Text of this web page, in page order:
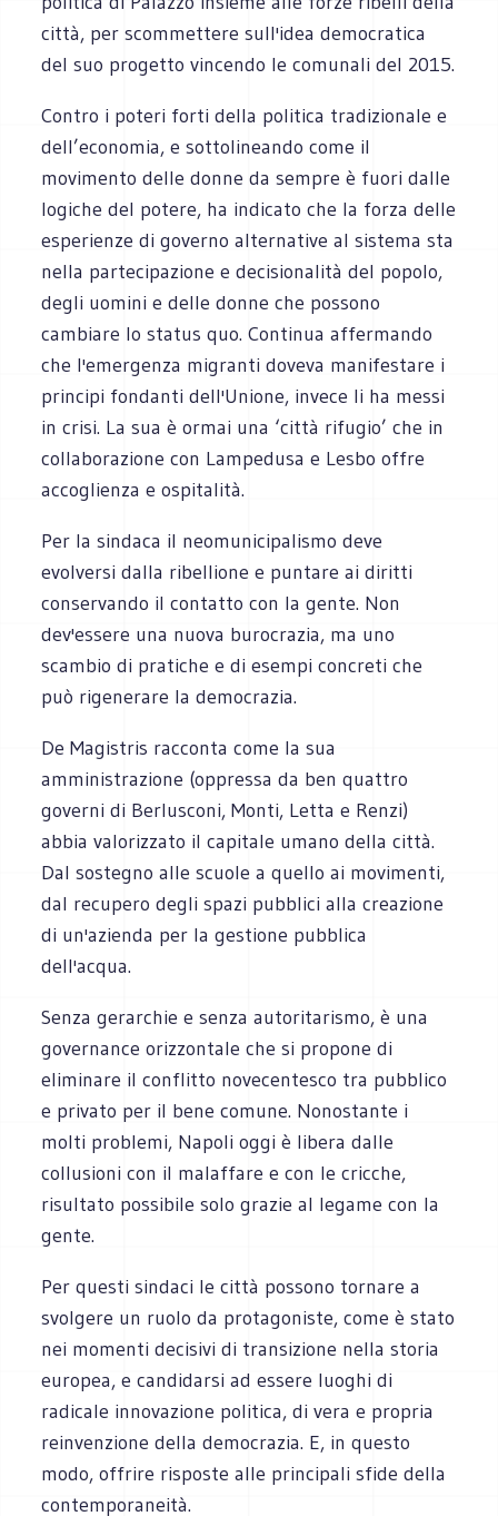
città, per scommettere sull'idea democratica
del suo progetto vincendo le comunali del 2015.
Contro i poteri forti della politica tradizionale e
dell’economia, e sottolineando come il
movimento delle donne da sempre è fuori dalle
logiche del potere, ha indicato che la forza delle
esperienze di governo alternative al sistema sta
nella partecipazione e decisionalità del popolo,
degli uomini e delle donne che possono
cambiare lo status quo. Continua affermando
che l'emergenza migranti doveva manifestare i
principi fondanti dell'Unione, invece li ha messi
in crisi. La sua è ormai una ‘città rifugio’ che in
collaborazione con Lampedusa e Lesbo offre
accoglienza e ospitalità.
Per la sindaca il neomunicipalismo deve
evolversi dalla ribellione e puntare ai diritti
conservando il contatto con la gente. Non
dev'essere una nuova burocrazia, ma uno
scambio di pratiche e di esempi concreti che
può rigenerare la democrazia.
De Magistris racconta come la sua
amministrazione (oppressa da ben quattro
governi di Berlusconi, Monti, Letta e Renzi)
abbia valorizzato il capitale umano della città.
Dal sostegno alle scuole a quello ai movimenti,
dal recupero degli spazi pubblici alla creazione
di un'azienda per la gestione pubblica
dell'acqua.
Senza gerarchie e senza autoritarismo, è una
governance orizzontale che si propone di
eliminare il conflitto novecentesco tra pubblico
e privato per il bene comune. Nonostante i
molti problemi, Napoli oggi è libera dalle
collusioni con il malaffare e con le cricche,
risultato possibile solo grazie al legame con la
gente.
Per questi sindaci le città possono tornare a
svolgere un ruolo da protagoniste, come è stato
nei momenti decisivi di transizione nella storia
europea, e candidarsi ad essere luoghi di
radicale innovazione politica, di vera e propria
reinvenzione della democrazia. E, in questo
modo, offrire risposte alle principali sfide della
contemporaneità.